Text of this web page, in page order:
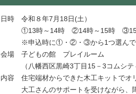
日時 令和８年7月18日(土）
①13時～14時 ②14時～15時 ③15
※申込時に①・②・③から1つ選んで
会場 子どもの館 プレイルーム
（八幡西区黒崎3丁目15－3コムシテ
内容 住宅端材からできた木工キットでオ
大工さんのサポートを受けながら、障